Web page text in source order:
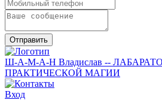
Отправить
Ш-А-М-А-Н Владислав --
ПРАКТИЧЕСКОЙ МАГИИ
Вход